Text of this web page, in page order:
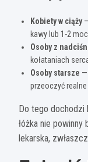
Kobiety w ciąży
kawy lub 1-2
Osoby z
kołataniach
Osoby starsze —
przeoczyć
Do tego dochodzi
łóżka nie
lekarska,